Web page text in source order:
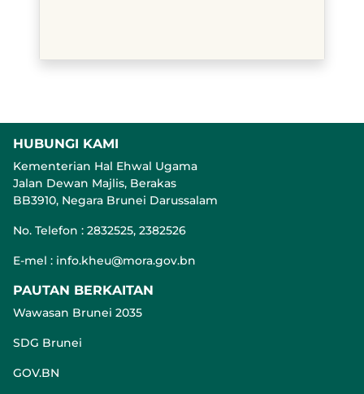
HUBUNGI KAMI
Kementerian Hal Ehwal Ugama
Jalan Dewan Majlis, Berakas
BB3910, Negara Brunei Darussalam
No. Telefon : 2832525, 2382526
E-mel : info.kheu@mora.gov.bn
PAUTAN BERKAITAN
Wawasan Brunei 2035
SDG Brunei
GOV.BN